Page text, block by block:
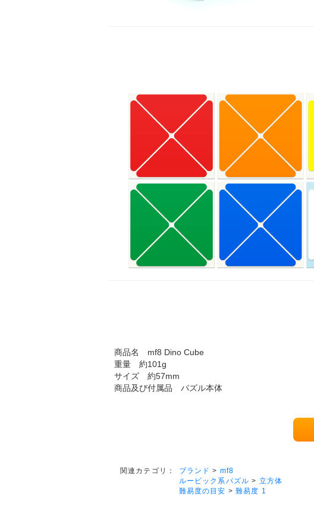
商品名 mf8 Dino Cube
重量 約101g
サイズ 約57mm
商品及び付属品 パズル本体
関連カテゴリ： ブランド > mf8
ルービック系パズル > 立方体
難易度の目安 >難易度 1